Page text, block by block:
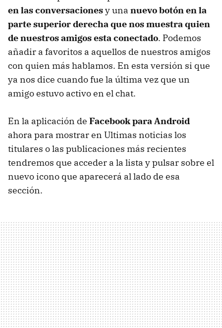
en las conversacionesy una nuevo botón en la
parte superior derecha que nos muestra quien
de nuestros amigos esta conectado. Podemos
añadir a favoritos a aquellos de nuestros amigos
con quien más hablamos. En esta versión si que
ya nos dice cuando fue la última vez que un
amigo estuvo activo en el chat.
En la aplicación de Facebook para Android
ahora para mostrar en Ultimas noticias los
titulares o las publicaciones más recientes
tendremos que acceder a la lista y pulsar sobre el
nuevo icono que aparecerá al lado de esa
sección.